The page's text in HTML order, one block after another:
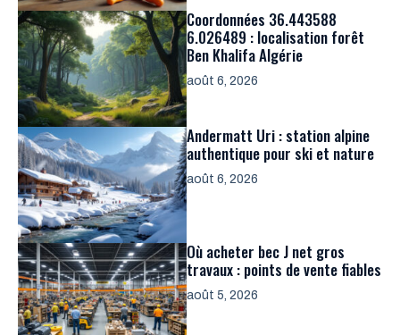
Coordonnées 36.443588
6.026489 : localisation forêt
Ben Khalifa Algérie
août 6, 2026
Andermatt Uri : station alpine
authentique pour ski et nature
août 6, 2026
Où acheter bec J net gros
travaux : points de vente fiables
août 5, 2026